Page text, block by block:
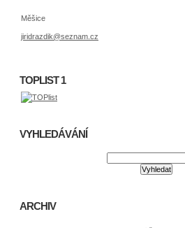
Měšice
jiridrazdik@seznam.cz
TOPLIST 1
VYHLEDÁVÁNÍ
ARCHIV